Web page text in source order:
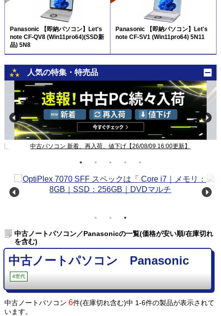
Panasonic 【即納パソコン】Let's
note CF-QV8 (Win11pro64)(SSD新
品) 5N8
Panasonic 【即納パソコン】Let's
note CF-SV1 (Win11pro64) 5N11
人気の特集・特売品
中古パソコン 新着、再入荷、値下げ【26/08/09 16:00更新】
中古ノートパソコン／Panasonicの一覧(価格が安い順/在庫切れ
を含む)
中古ノートパソコン Panasonic
4世代
中古ノートパソコン 6件(在庫切れ含む)中 1-6件の製品が表示されて
います。